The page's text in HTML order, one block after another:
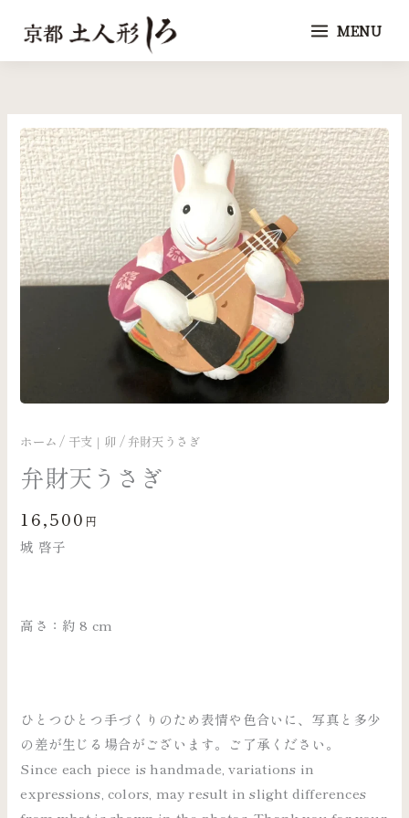
を
キ
MENU
ホーム / 干支｜卯 / 弁財天うさぎ
弁財天うさぎ
16,500 円
城 啓子
高さ：約 8 cm
ひとつひとつ手づくりのため表情や色合いに、写真と多少
の差が生じる場合がございます。ご了承ください。
Since each piece is handmade, variations in
expressions, colors, may result in slight differences